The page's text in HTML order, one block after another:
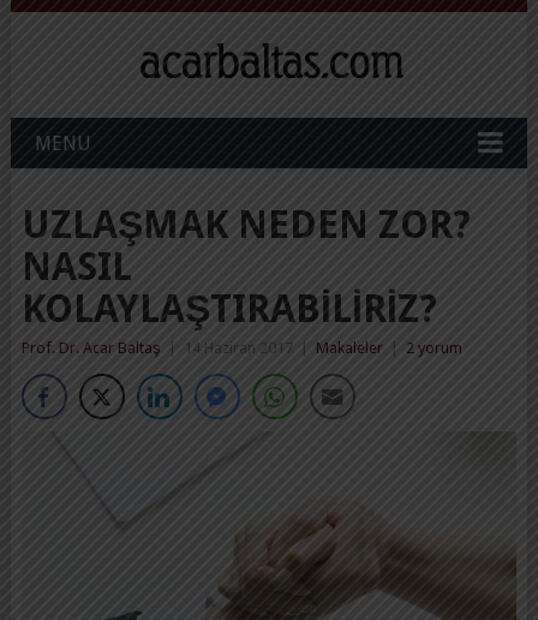
MENU
UZLAŞMAK NEDEN ZOR?
NASIL
KOLAYLAŞTIRABILIRIZ?
Prof. Dr. Acar Baltaş 14 Haziran 2017 Makaleler 2 yorum